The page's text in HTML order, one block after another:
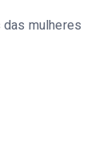
mulheres